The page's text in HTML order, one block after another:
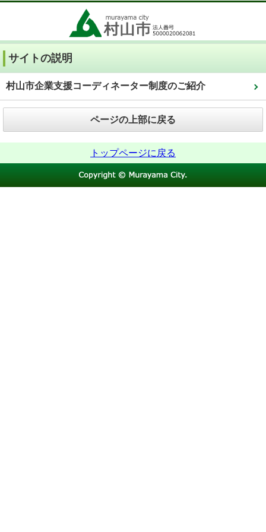
サイトの説明
村山市企業支援コーディネーター制度のご紹介
ページの上部に戻る
トップページに戻る